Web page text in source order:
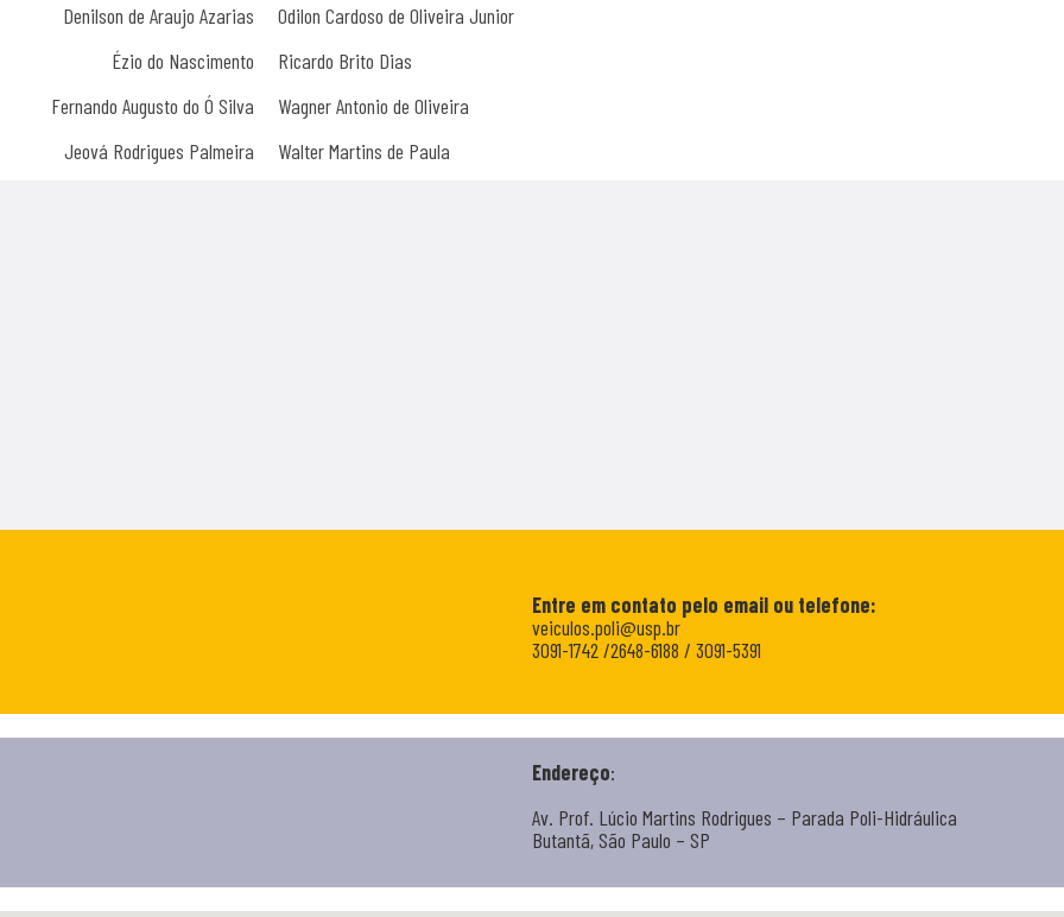
Denilson de Araujo Azarias
Ézio do Nascimento
Fernando Augusto do Ó Silva
Jeová Rodrigues Palmeira
Odilon Cardoso de Oliveira Junior
Ricardo Brito Dias
Wagner Antonio de Oliveira
Walter Martins de Paula
Entre em contato pelo email ou telefone:
veiculos.poli@usp.br
3091-1742 /2648-6188 / 3091-5391
Endereço:
Av. Prof. Lúcio Martins Rodrigues – Parada Poli-Hidráulica
Butantã, São Paulo – SP